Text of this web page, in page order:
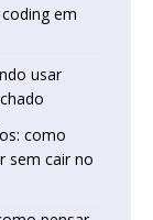
em
usar
como
sem cair no